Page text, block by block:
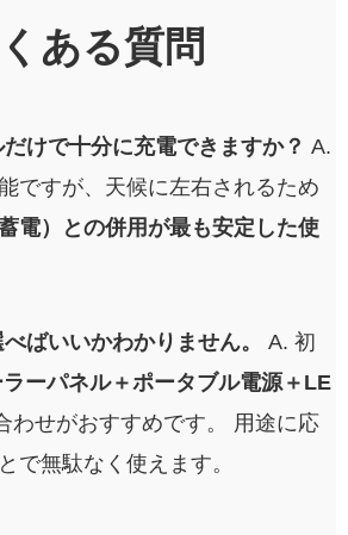
ある質問
けで十分に充電できますか？ A.
ですが、天候に左右されるため
電）との併用が最も安定した使
ばいいかわかりません。
A. 初
ラーパネル＋ポータブル電源＋LE
わせがおすすめです。
用途に応
で無駄なく使えます。